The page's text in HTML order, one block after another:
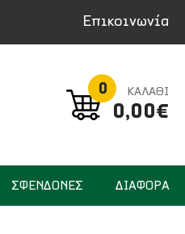
Επικοινωνία
0 ΚΑΛΑΘΙ
0,00€
ΣΦΕΝΔΟΝΕΣ ΔΙΑΦΟΡΑ